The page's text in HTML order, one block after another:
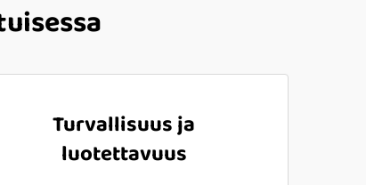
Turvallisuus ja
luotettavuus